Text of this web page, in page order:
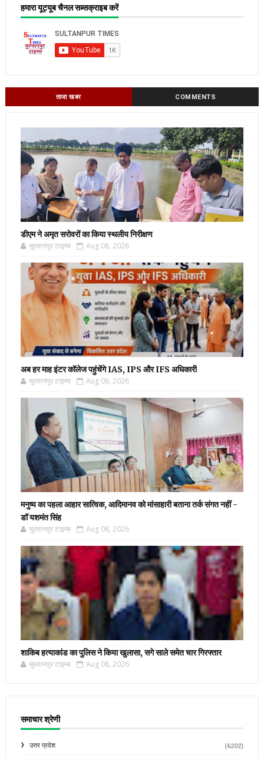
हमारा यूट्यूब चैनल सब्सक्राइब करें
ताजा खबर COMMENTS
डीएम ने अमृत सरोवरों का किया स्थलीय निरीक्षण
सुल्तानपुर टाइम्स Aug 08, 2026
अब हर माह इंटर कॉलेज पहुंचेंगे IAS, IPS और IFS अधिकारी
सुल्तानपुर टाइम्स Aug 08, 2026
मनुष्य का पहला आहार सात्विक, आदिमानव को मांसाहारी बताना तर्क संगत नहीं -
डॉ यशमंत सिंह
सुल्तानपुर टाइम्स Aug 08, 2026
शाकिब हत्याकांड का पुलिस ने किया खुलासा, सगे साले समेत चार गिरफ्तार
सुल्तानपुर टाइम्स Aug 08, 2026
समाचार श्रेणी
उत्तर प्रदेश (6202)